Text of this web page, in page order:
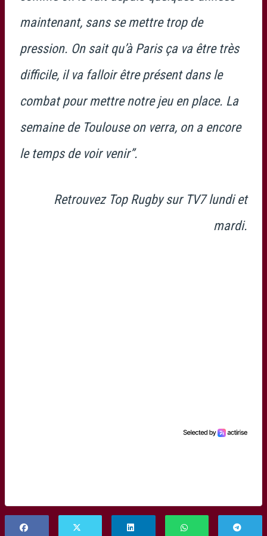
maintenant, sans se mettre trop de
pression. On sait qu’à Paris ça va être très
difficile, il va falloir être présent dans le
combat pour mettre notre jeu en place. La
semaine de Toulouse on verra, on a encore
le temps de voir venir”.
Retrouvez Top Rugby sur TV7 lundi et
mardi.